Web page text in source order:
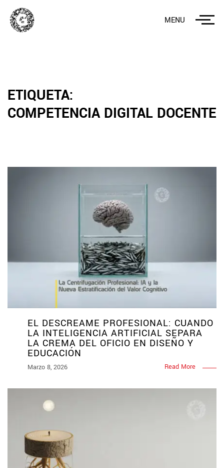
MENU
ETIQUETA:
COMPETENCIA DIGITAL DOCENTE
EL DESCREAME PROFESIONAL: CUANDO
LA INTELIGENCIA ARTIFICIAL SEPARA
LA CREMA DEL OFICIO EN DISEÑO Y
EDUCACIÓN
Marzo 8, 2026 Read More